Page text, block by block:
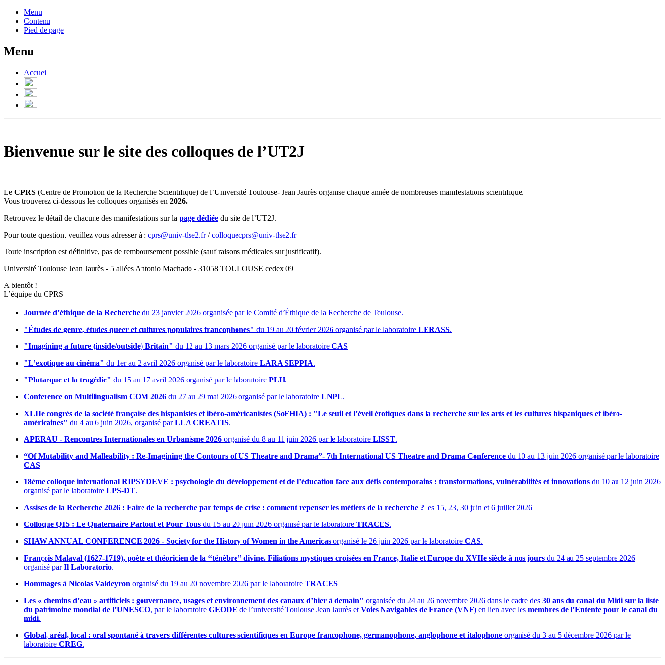
Menu
Contenu
Pied de page
Menu
Accueil
Bienvenue sur le site des colloques de l’UT2J
Le CPRS (Centre de Promotion de la Recherche Scientifique) de l’Université Toulouse- Jean Jaurès organise chaque année de nombreuses manifestations scientifique.
Vous trouverez ci-dessous les colloques organisés en 2026.
Retrouvez le détail de chacune des manifestations sur la page dédiée du site de l’UT2J.
Pour toute question, veuillez vous adresser à : cprs@univ-tlse2.fr/colloquecprs@univ-tlse2.fr
Toute inscription est définitive, pas de remboursement possible (sauf raisons médicales sur justificatif).
Université Toulouse Jean Jaurès - 5 allées Antonio Machado - 31058 TOULOUSE cedex 09
A bientôt !
L’équipe du CPRS
Journée d’éthique de la Recherche du 23 janvier 2026 organisée par le Comité d’Éthique de la Recherche de Toulouse.
"Études de genre, études queer et cultures populaires francophones" du 19 au 20 février 2026 organisé par le laboratoire LERASS.
"Imagining a future (inside/outside) Britain" du 12 au 13 mars 2026 organisé par le laboratoire CAS
"L’exotique au cinéma" du 1er au 2 avril 2026 organisé par le laboratoire LARA SEPPIA.
"Plutarque et la tragédie" du 15 au 17 avril 2026 organisé par le laboratoire PLH.
Conference on Multilingualism COM 2026 du 27 au 29 mai 2026 organisé par le laboratoire LNPL.
XLIIe congrès de la société française des hispanistes et ibéro-américanistes (SoFHIA) : "Le seuil et l’éveil érotiques dans la recherche sur les arts et les cultures hispaniques et ibéro-
américaines" du 4 au 6 juin 2026, organisé parLLA CREATIS.
APERAU - Rencontres Internationales en Urbanisme 2026 organisé du 8 au 11 juin 2026 par le laboratoire LISST.
“Of Mutability and Malleability : Re-Imagining the Contours of US Theatre and Drama”- 7th International US Theatre and Drama Conference du 10 au 13 juin 2026 organisé par le laboratoire
CAS
18ème colloque international RIPSYDEVE : psychologie du développement et de l’éducation face aux défis contemporains : transformations, vulnérabilités et innovations du 10 au 12 juin 2026
organisé par le laboratoire LPS-DT.
Assises de la Recherche 2026 : Faire de la recherche par temps de crise : comment repenser les métiers de la recherche ? les 15, 23, 30 juin et 6 juillet 2026
Colloque Q15 : Le Quaternaire Partout et Pour Tous du 15 au 20 juin 2026 organisé par le laboratoire TRACES.
SHAW ANNUAL CONFERENCE 2026 - Society for the History of Women in the Americas organisé le 26 juin 2026 par le laboratoire CAS.
François Malaval (1627-1719), poète et théoricien de la ‘‘ténèbre’’ divine. Filiations mystiques croisées en France, Italie et Europe du XVIIe siècle à nos jours du 24 au 25 septembre 2026
organisé parIl Laboratorio.
Hommages à Nicolas Valdeyron organisé du 19 au 20 novembre 2026 par le laboratoire TRACES
Les « chemins d’eau » artificiels : gouvernance, usages et environnement des canaux d’hier à demain" organisée du 24 au 26 novembre 2026 dans le cadre des 30 ans du canal du Midi sur la liste
du patrimoine mondial de l’UNESCO, par le laboratoire GEODE de l’université Toulouse Jean Jaurès et Voies Navigables de France (VNF) en lien avec les membres de l’Entente pour le canal du
midi.
Global, aréal, local : oral spontané à travers différentes cultures scientifiques en Europe francophone, germanophone, anglophone et italophone organisé du 3 au 5 décembre 2026 par le
laboratoire CREG.